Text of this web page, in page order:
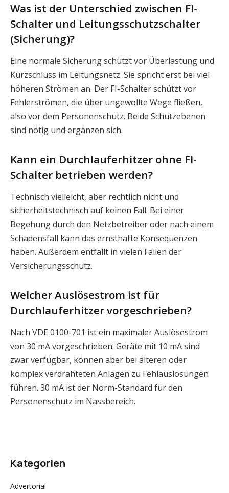
Was ist der Unterschied zwischen FI-
Schalter und Leitungsschutzschalter
(Sicherung)?
Eine normale Sicherung schützt vor Überlastung und
Kurzschluss im Leitungsnetz. Sie spricht erst bei viel
höheren Strömen an. Der FI-Schalter schützt vor
Fehlerströmen, die über ungewollte Wege fließen,
also vor dem Personenschutz. Beide Schutzebenen
sind nötig und ergänzen sich.
Kann ein Durchlauferhitzer ohne FI-
Schalter betrieben werden?
Technisch vielleicht, aber rechtlich nicht und
sicherheitstechnisch auf keinen Fall. Bei einer
Begehung durch den Netzbetreiber oder nach einem
Schadensfall kann das ernsthafte Konsequenzen
haben. Außerdem entfällt in vielen Fällen der
Versicherungsschutz.
Welcher Auslösestrom ist für
Durchlauferhitzer vorgeschrieben?
Nach VDE 0100-701 ist ein maximaler Auslösestrom
von 30 mA vorgeschrieben. Geräte mit 10 mA sind
zwar verfügbar, können aber bei älteren oder
komplex verdrahteten Anlagen zu Fehlauslösungen
führen. 30 mA ist der Norm-Standard für den
Personenschutz im Nassbereich.
Kategorien
Advertorial